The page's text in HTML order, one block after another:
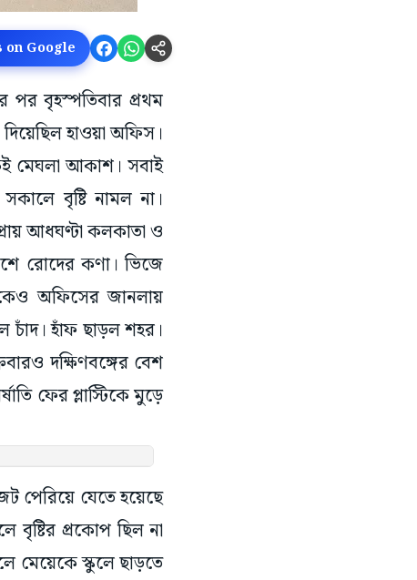
Google
পর বৃহস্পতিবার প্রথম
হাওয়া অফিস।
মেঘলা আকাশ। সবাই
বৃষ্টি নামল না।
আধঘণ্টা কলকাতা ও
রোদের কণা। ভিজে
অফিসের জানলায়
হাঁফ ছাড়ল শহর।
দক্ষিণবঙ্গের বেশ
ফের প্লাস্টিকে মুড়ে
পেরিয়ে যেতে হয়েছে
বৃষ্টির প্রকোপ ছিল না
মেয়েকে স্কুলে ছাড়তে